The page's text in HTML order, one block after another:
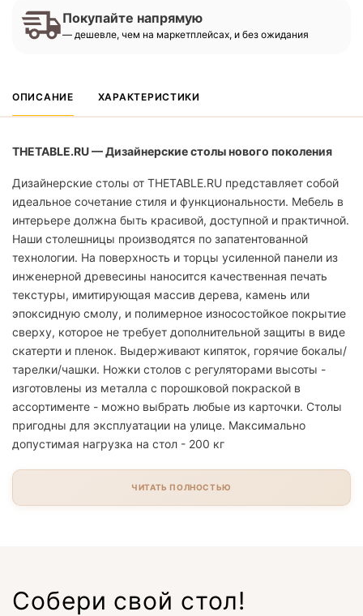
Покупайте напрямую
— дешевле, чем на маркетплейсах, и без ожидания
ОПИСАНИЕ ХАРАКТЕРИСТИКИ
THETABLE.RU — Дизайнерские столы нового поколения
Дизайнерские столы от THETABLE.RU представляет собой
идеальное сочетание стиля и функциональности. Мебель в
интерьере должна быть красивой, доступной и практичной.
Наши столешницы производятся по запатентованной
технологии. На поверхность и торцы усиленной панели из
инженерной древесины наносится качественная печать
текстуры, имитирующая массив дерева, камень или
эпоксидную смолу, и полимерное износостойкое покрытие
сверху, которое не требует дополнительной защиты в виде
скатерти и пленок. Выдерживают кипяток, горячие бокалы/
тарелки/чашки. Ножки столов с регуляторами высоты -
изготовлены из металла с порошковой покраской в
ассортименте - можно выбрать любые из карточки. Столы
пригодны для эксплуатации на улице. Максимально
допустимая нагрузка на стол - 200 кг
ЧИТАТЬ ПОЛНОСТЬЮ
Собери свой стол!